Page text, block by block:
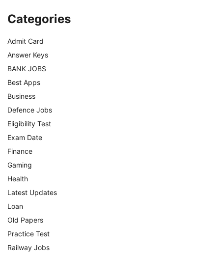
Categories
Admit Card
Answer Keys
BANK JOBS
Best Apps
Business
Defence Jobs
Eligibility Test
Exam Date
Finance
Gaming
Health
Latest Updates
Loan
Old Papers
Practice Test
Railway Jobs